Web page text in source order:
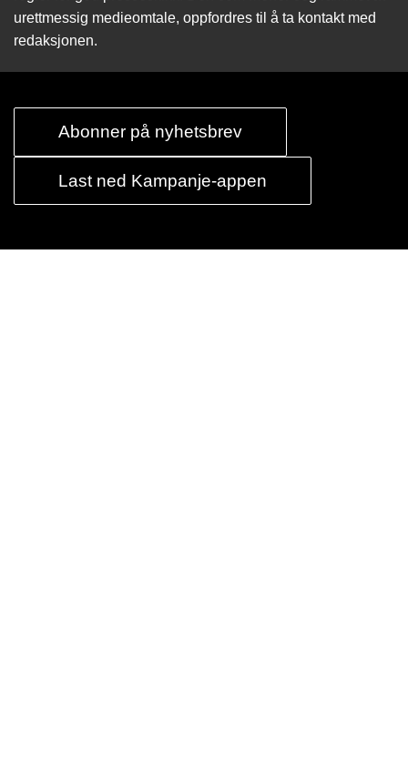
urettmessig medie­omtale, oppfordres til å ta kontakt med
redaksjonen.
Abonner på nyhetsbrev
Last ned Kampanje-appen